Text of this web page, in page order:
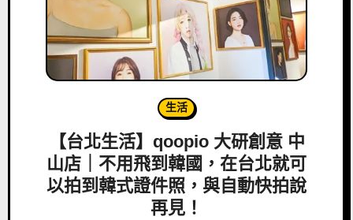
生活
【台北生活】qoopio 大研創意 中
山店｜不用飛到韓國，在台北就可
以拍到韓式證件照，與自動快拍說
再見！